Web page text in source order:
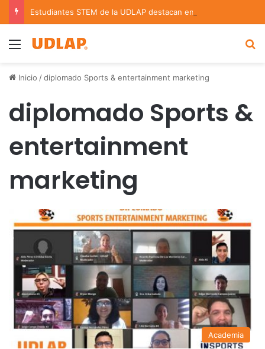
Menu
Inicio /diplomado Sports & entertainment marketing
diplomado Sports &
entertainment
marketing
Academia